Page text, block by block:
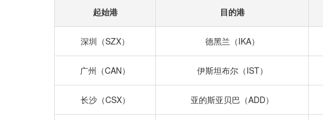
起始港 目的港
深圳（SZX） 德黑兰（IKA）
广州（CAN） 伊斯坦布尔（IST）
长沙（CSX） 亚的斯亚贝巴（ADD）